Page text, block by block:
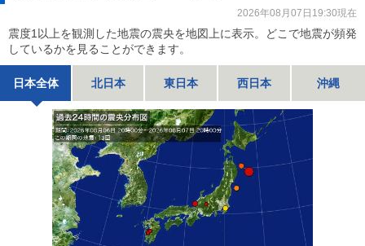
2026年08月07日19:30現在
震度1以上を観測した地震の震央を地図上に表示。どこで地震が頻発
しているかを見ることができます。
日本全体 北日本 東日本 西日本 沖縄